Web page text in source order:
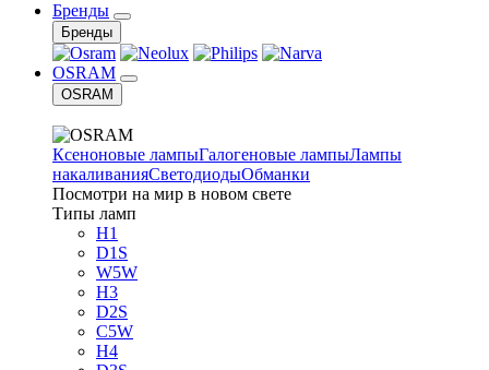
Бренды
Бренды
OSRAM
OSRAM
Ксеноновые лампыГалогеновые лампыЛампы
накаливанияСветодиодыОбманки
Посмотри на мир в новом свете
Типы ламп
H1
D1S
W5W
H3
D2S
C5W
H4